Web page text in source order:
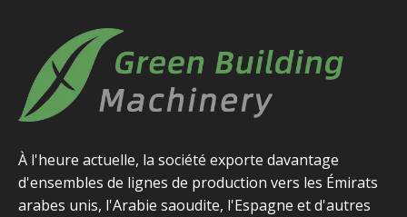
À l'heure actuelle, la société exporte davantage
d'ensembles de lignes de production vers les Émirats
arabes unis, l'Arabie saoudite, l'Espagne et d'autres